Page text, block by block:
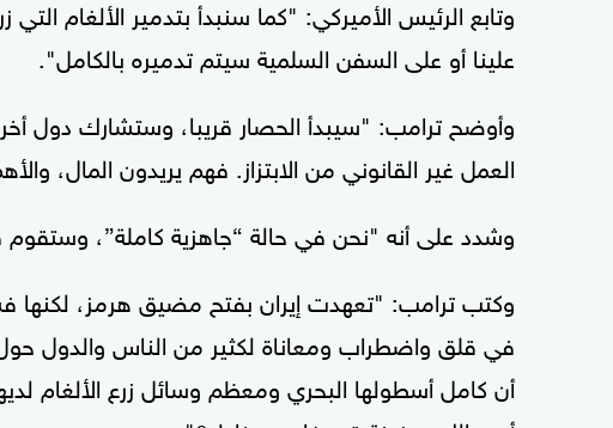
وتابع الرئيس الأميركي: "كما سنبدأ بتدمير الألغام
علينا أو على السفن السلمية سيتم تدميره بالكامل".
وأوضح ترامب: "سيبدأ الحصار قريبا، وستشارك دول
العمل غير القانوني من الابتزاز. فهم يريدون المال،
وشدد على أنه "نحن في حالة “جاهزية كاملة”، وستقوم
وكتب ترامب: "تعهدت إيران بفتح مضيق هرمز،
في قلق واضطراب ومعاناة لكثير من الناس والدول حول
أن كامل أسطولها البحري ومعظم وسائل زرع الألغام